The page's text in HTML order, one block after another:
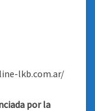
lkb.com.ar/
por la